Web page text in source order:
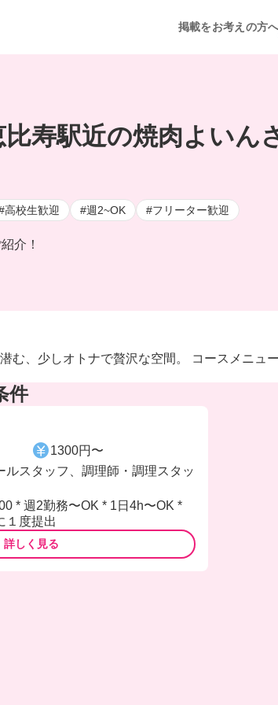
掲載をお考えの方
寿駅近の焼肉よいん
高校生歓迎 #週2~OK #フリーター歓迎
介！
む、少しオトナで贅沢な空間。 コースメニュ
件
1300円〜
ルスタッフ、調理師・調理スタッ
* 週2勤務〜OK * 1日4h〜OK *
１度提出
詳しく見る